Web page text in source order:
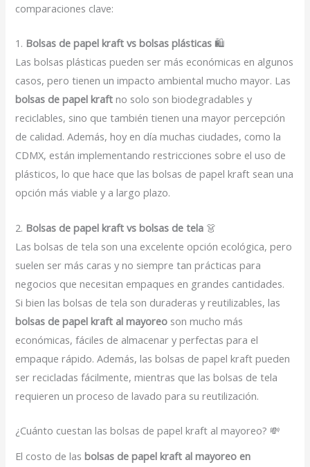
comparaciones clave:
1. Bolsas de papel kraft vs bolsas plásticas 🛍️
Las bolsas plásticas pueden ser más económicas en algunos
casos, pero tienen un impacto ambiental mucho mayor. Las
bolsas de papel kraft no solo son biodegradables y
reciclables, sino que también tienen una mayor percepción
de calidad. Además, hoy en día muchas ciudades, como la
CDMX, están implementando restricciones sobre el uso de
plásticos, lo que hace que las bolsas de papel kraft sean una
opción más viable y a largo plazo.
2. Bolsas de papel kraft vs bolsas de tela 👗
Las bolsas de tela son una excelente opción ecológica, pero
suelen ser más caras y no siempre tan prácticas para
negocios que necesitan empaques en grandes cantidades.
Si bien las bolsas de tela son duraderas y reutilizables, las
bolsas de papel kraft al mayoreo son mucho más
económicas, fáciles de almacenar y perfectas para el
empaque rápido. Además, las bolsas de papel kraft pueden
ser recicladas fácilmente, mientras que las bolsas de tela
requieren un proceso de lavado para su reutilización.
¿Cuánto cuestan las bolsas de papel kraft al mayoreo? 💸
El costo de lasbolsas de papel kraft al mayoreo en